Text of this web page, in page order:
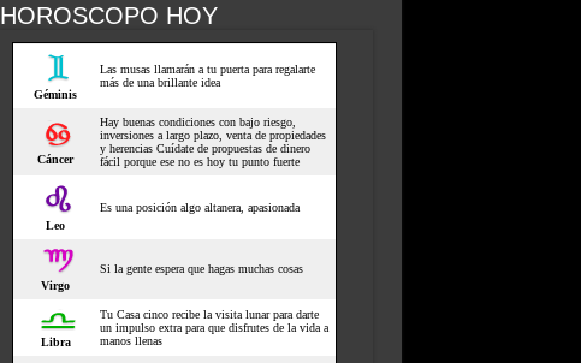
HOROSCOPO HOY